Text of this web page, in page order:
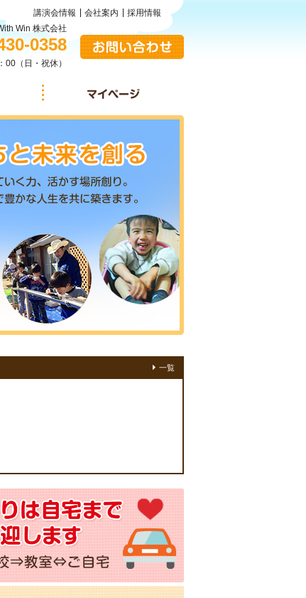
Win 株式会社
0358
00（日・祝休）
施設情報
講演会情報 会社案内 採用情報
一覧